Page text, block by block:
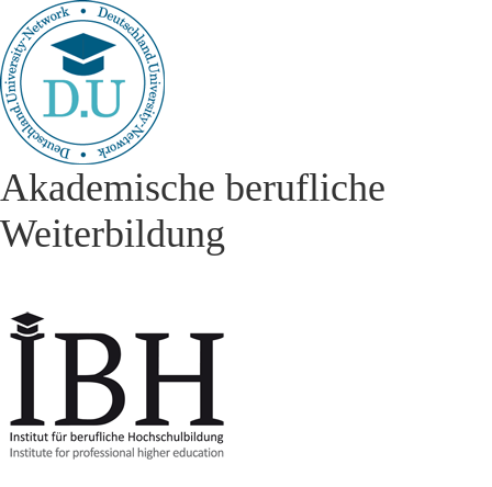
Akademische berufliche
Weiterbildung